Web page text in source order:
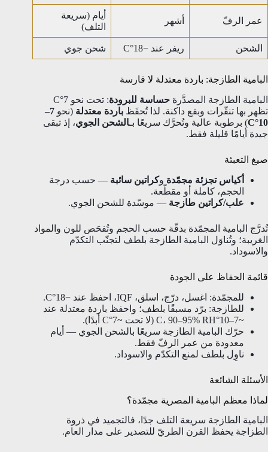
عمر الرفّ أشهر
أيام (سريعة
التلف)
الشحن ريفر عند −18°C شحن جوي
البامية الطازجة: باردة معتدلة لا قارسة
البامية الطازجة المصدَّرة حساسة للبرودة
: تحت نحو 7°C
تظهر بها تنقّرات وبقع داكنة. لذا تُحفَظ باردة معتدلة (نحو
7–
10°C
) برطوبة عالية وتُحرَّك سريعًا بـالشحن الجوي، إذ تبقى
جيدة أيامًا قليلة فقط.
صيغ التعبئة
أكياس تجزئة مجمّدة وكراتين سائبة — حسب درجة
الحجم، كاملة أو مقطّعة.
علب/كراتين طازجة — موسّدة للشحن الجوي.
تُدرَّج البامية المجمّدة بدقّة حسب الحجم وتُفحَص للون والمواد
الغريبة؛ وتُناوَل البامية الطازجة بلطف لتجنّب التكدّم
والاسوداد.
قائمة الحفاظ على الجودة
للمجمّدة: اغسل، درّج، اسلق، IQF، احفظ عند −18°C.
للطازجة: برّد مسبقًا بلطف؛ واحفظ باردة معتدلة عند
~7–10°C، 90–95% RH (لا تحت ~7°C أبدًا).
حرّك البامية الطازجة سريعًا بالشحن الجوي — أيام
معدودة من عمر الرفّ فقط.
ناوِل بلطف لمنع التكدّم والاسوداد.
الأسئلة الشائعة
لماذا معظم البامية المصرية مجمّدة؟
البامية الطازجة سريعة التلف جدًا، فالتجميد في ذروة
الطزاجة يحفظ القرن الطريّ للتصدير على مدار العام.